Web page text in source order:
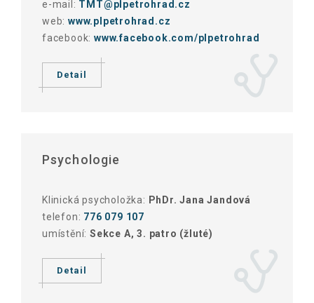
e-mail: TMT@plpetrohrad.cz
web: www.plpetrohrad.cz
facebook: www.facebook.com/plpetrohrad
Detail
Psychologie
Klinická psycholožka: PhDr. Jana Jandová
telefon: 776 079 107
umístění: Sekce A, 3. patro (žluté)
Detail